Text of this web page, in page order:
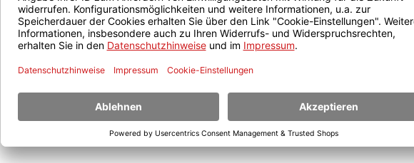
Digitale Tafel - Whiteboardmarker
9,99 €*
Digitale Tafel C10
3.890,00 €*